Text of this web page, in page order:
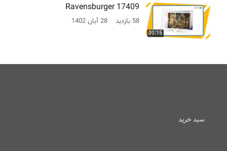
00:15
Ravensburger 17409
58 بازدید 28 آبان 1402
سبد خرید